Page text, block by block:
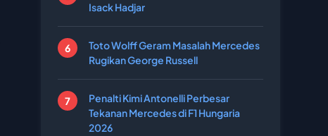
Isack Hadjar
Toto Wolff Geram Masalah Mercedes
Rugikan George Russell
Penalti Kimi Antonelli Perbesar
Tekanan Mercedes di F1 Hungaria
2026